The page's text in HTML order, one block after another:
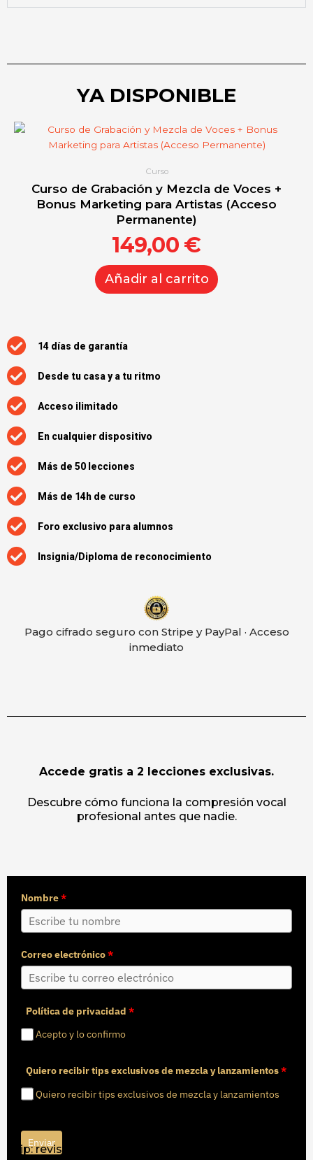
YA DISPONIBLE
Curso
Curso de Grabación y Mezcla de Voces +
Bonus Marketing para Artistas (Acceso
Permanente)
149,00 €
Añadir al carrito
14 días de garantía
Desde tu casa y a tu ritmo
Acceso ilimitado
En cualquier dispositivo
Más de 50 lecciones
Más de 14h de curso
Foro exclusivo para alumnos
Insignia/Diploma de reconocimiento
Pago cifrado seguro con Stripe y PayPal · Acceso
inmediato
Accede gratis a 2 lecciones exclusivas.
Descubre cómo funciona la compresión vocal
profesional antes que nadie.
Nombre*
Correo electrónico*
Política de privacidad *
Acepto y lo confirmo
Quiero recibir tips exclusivos de mezcla y lanzamientos*
Quiero recibir tips exclusivos de mezcla y lanzamientos
Enviar
Tip: revisa la carpeta de “Promociones” y marca mi